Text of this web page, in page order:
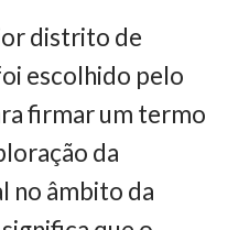
distrito de
escolhido pelo
firmar um termo
da
no âmbito da